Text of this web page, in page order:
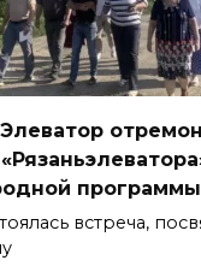
программы
встреча,